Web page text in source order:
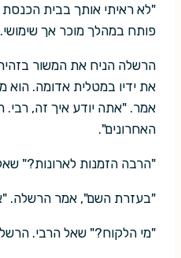
"לא ראיתי אותך בבית הכנסת
פותח במהלך מוכר אך שימושי.
הרשלה הניח את המשור
את ידיו במטלית אדומה. הוא
אמר. "אתה יודע איך זה, רבי.
האחרונים".
"הרבה הזמנות לארונות?"
"בעזרת השם", אמר הרשלה.
"מי הלקוח?" שאל הרבי.